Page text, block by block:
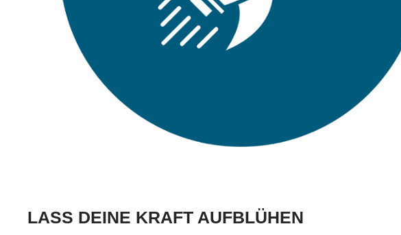
LASS DEINE KRAFT AUFBLÜHEN